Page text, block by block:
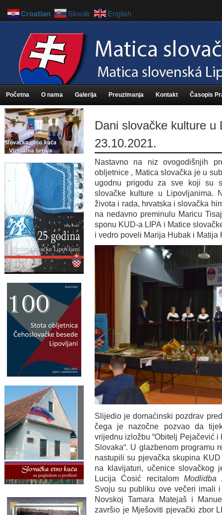
Početna O nama Galerija Preuzimanja Kontakt Časopis
Dani slovačke kulture u
23.10.2021.
Nastavno na niz ovogodišnjih
obljetnice , Matica slovačka je u
ugodnu prigodu za sve koji su
slovačke kulture u Lipovljanima.
života i rada, hrvatska i slovačka
na nedavno preminulu Maricu
sponu KUD-a LIPA i Matice
i vedro poveli Marija Hubak i Matija
Slijedio je domaćinski pozdrav
čega je nazočne pozvao da
vrijednu izložbu “Obitelj Pejačević
Slovaka“. U glazbenom programu
nastupili su pjevačka skupina
na klavijaturi, učenice slovačkog
Lucija Ćosić recitalom Modlidba
Svoju su publiku ove večeri imali
Novskoj Tamara Matejaš i
završio je Mješoviti pjevački zbor
Croatian Slovak English